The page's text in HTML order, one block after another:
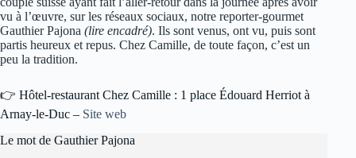
vu à l’œuvre, sur les réseaux sociaux, notre reporter-gourmet
Gauthier Pajona (lire encadré). Ils sont venus, ont vu, puis sont
partis heureux et repus. Chez Camille, de toute façon, c’est un
peu la tradition.
👉 Hôtel-restaurant Chez Camille : 1 place Édouard Herriot à
Arnay-le-Duc – Site web
Le mot de Gauthier Pajona